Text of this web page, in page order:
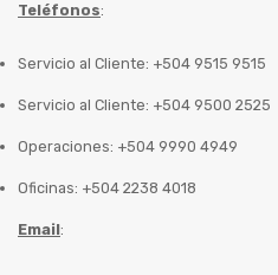
Teléfonos:
Servicio al Cliente: +504 9515 9515
Servicio al Cliente: +504 9500 2525
Operaciones: +504 9990 4949
Oficinas: +504 2238 4018
Email: